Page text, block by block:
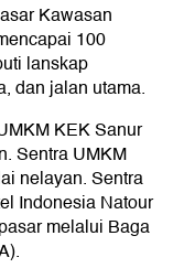
Kawasan
100
lanskap
dan jalan utama.
KEK Sanur
Sentra UMKM
nelayan. Sentra
Indonesia Natour
melalui Baga